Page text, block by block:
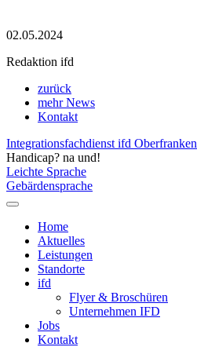
02.05.2024
Redaktion ifd
zurück
mehr News
Kontakt
Integrationsfachdienst ifd Oberfranken
Handicap? na und!
Leichte Sprache
Gebärdensprache
Home
Aktuelles
Leistungen
Standorte
ifd
Flyer & Broschüren
Unternehmen IFD
Jobs
Kontakt